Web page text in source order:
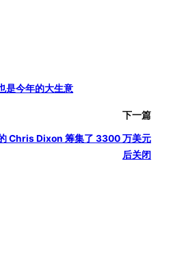
是今年的大生意
下一篇
Chris Dixon 筹集了 3300 万美元
后关闭